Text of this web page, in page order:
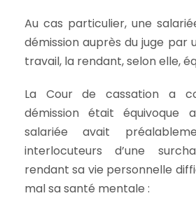
Au cas particulier, une
démission auprès du juge par
travail, la rendant, selon elle,
La Cour de cassation a
démission était équivoque
salariée avait
interlocuteurs d’une
rendant sa vie personnelle
mal sa santé mentale :